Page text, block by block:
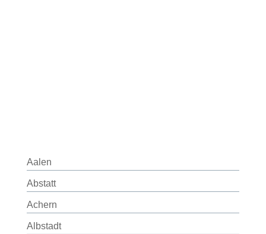
Aalen
Abstatt
Achern
Albstadt